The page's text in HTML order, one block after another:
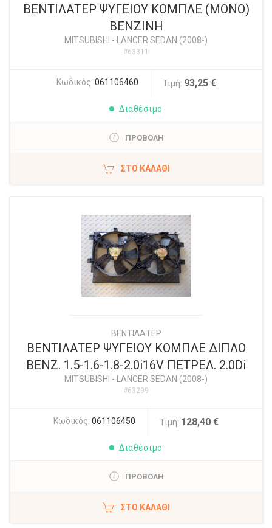
ΒΕΝΤΙΛΑΤΕΡ ΨΥΓΕΙΟΥ ΚΟΜΠΛΕ (ΜΟΝΟ)
ΒΕΝΖΙΝΗ
MITSUBISHI - LANCER SEDAN (2008-)
#63311
Κωδικός: 061106460 Τιμή: 93,25 €
Διαθέσιμο
ΠΡΟΒΟΛΗ
ΣΤΟ ΚΑΛΆΘΙ
ΒΕΝΤΙΛΑΤΕΡ
ΒΕΝΤΙΛΑΤΕΡ ΨΥΓΕΙΟΥ ΚΟΜΠΛΕ ΔΙΠΛΟ
ΒΕΝΖ. 1.5-1.6-1.8-2.0i16V ΠΕΤΡΕΛ. 2.0Di
MITSUBISHI - LANCER SEDAN (2008-)
#63299
Κωδικός: 061106450 Τιμή: 128,40 €
Διαθέσιμο
ΠΡΟΒΟΛΗ
ΣΤΟ ΚΑΛΆΘΙ